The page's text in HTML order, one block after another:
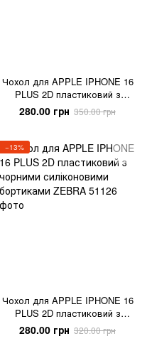
Чохол для APPLE IPHONE 16
PLUS 2D пластиковий з
чорними силіконовими
бортиками SCROOGE
280.00 грн 350.00 грн
−13%
Чохол для APPLE IPHONE 16
PLUS 2D пластиковий з
чорними силіконовими
бортиками ZEBRA
280.00 грн 320.00 грн